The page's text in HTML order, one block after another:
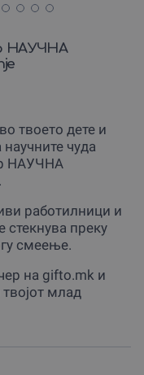
НАУЧНА
твоето дете и
чуда
НАУЧНА
работилници и
стекнува преку
смеење.
на gifto.mk и
млад